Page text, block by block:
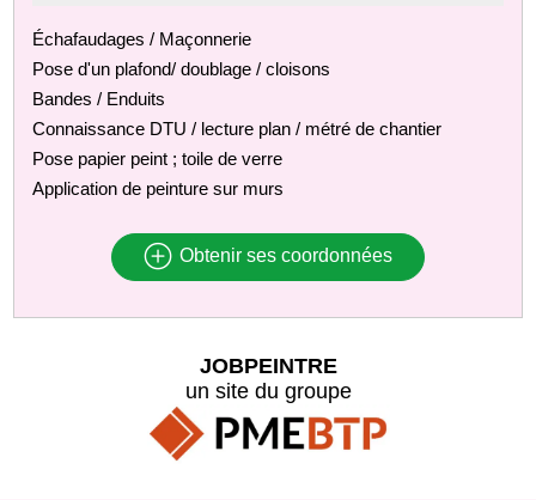
Échafaudages / Maçonnerie
Pose d'un plafond/ doublage / cloisons
Bandes / Enduits
Connaissance DTU / lecture plan / métré de chantier
Pose papier peint ; toile de verre
Application de peinture sur murs
Obtenir ses coordonnées
JOBPEINTRE
un site du groupe